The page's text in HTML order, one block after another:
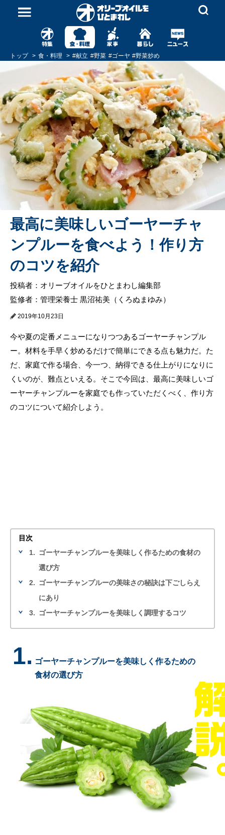
トップ 食・料理 #献立 #野菜 #ゴーヤ #野菜炒め
最高に美味しいゴーヤーチャ
ンプルーを食べよう！作り方
のコツを紹介
投稿者：オリーブオイルをひとまわし編集部
監修者：管理栄養士 黒沼祐美（くろぬまゆみ）
2019年10月23日
今や夏の定番メニューになりつつあるゴーヤーチャンプル
ー。材料を手早く炒めるだけで簡単にできる点も魅力だ。た
だ、家庭で作る場合、今一つ、納得できる仕上がりになりに
くいのが、難点といえる。そこで今回は、最高に美味しいゴ
ーヤーチャンプルーを家庭でも作っていただくべく、作り方
のコツについて紹介しよう。
目次
1.
ゴーヤーチャンプルーを美味しく作るための食材の
選び方
2.
ゴーヤーチャンプルーの美味さの秘訣は下ごしらえ
にあり
3.
ゴーヤーチャンプルーを美味しく調理するコツ
1. ゴーヤーチャンプルーを美味しく作るための
食材の選び方